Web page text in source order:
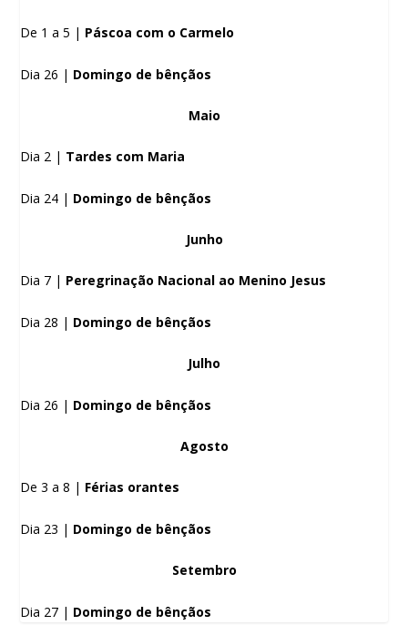
De 1 a 5 | Páscoa com o Carmelo
Dia 26 | Domingo de bênçãos
Maio
Dia 2 | Tardes com Maria
Dia 24 | Domingo de bênçãos
Junho
Dia 7 | Peregrinação Nacional ao Menino Jesus
Dia 28 | Domingo de bênçãos
Julho
Dia 26 | Domingo de bênçãos
Agosto
De 3 a 8 | Férias orantes
Dia 23 | Domingo de bênçãos
Setembro
Dia 27 | Domingo de bênçãos